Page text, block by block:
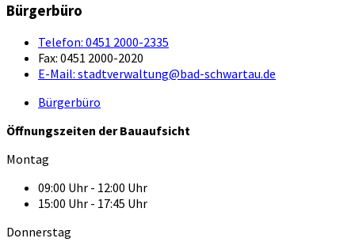
Bürgerbüro
Telefon: 0451 2000-2335
Fax: 0451 2000-2020
E-Mail: stadtverwaltung@bad-schwartau.de
Bürgerbüro
Öffnungszeiten der Bauaufsicht
Montag
09:00 Uhr - 12:00 Uhr
15:00 Uhr - 17:45 Uhr
Donnerstag